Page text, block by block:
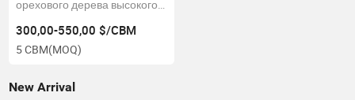
орехового дерева высокого
300,00-550,00 $/CBM
5 CBM(MOQ)
New Arrival